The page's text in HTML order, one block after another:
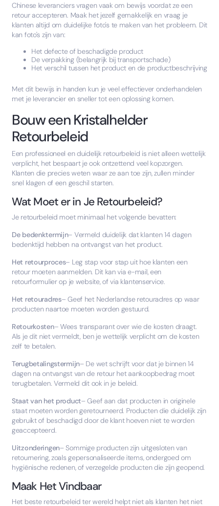
Chinese leveranciers vragen vaak om bewijs voordat ze een
retour accepteren. Maak het jezelf gemakkelijk en vraag je
klanten altijd om duidelijke foto's te maken van het probleem. Dit
kan foto's zijn van:
Het defecte of beschadigde product
De verpakking (belangrijk bij transportschade)
Het verschil tussen het product en de productbeschrijving
Met dit bewijs in handen kun je veel effectiever onderhandelen
met je leverancier en sneller tot een oplossing komen.
Bouw een Kristalhelder
Retourbeleid
Een professioneel en duidelijk retourbeleid is niet alleen wettelijk
verplicht, het bespaart je ook ontzettend veel kopzorgen.
Klanten die precies weten waar ze aan toe zijn, zullen minder
snel klagen of een geschil starten.
Wat Moet er in Je Retourbeleid?
Je retourbeleid moet minimaal het volgende bevatten:
De bedenktermijn– Vermeld duidelijk dat klanten 14 dagen
bedenktijd hebben na ontvangst van het product.
Het retourproces– Leg stap voor stap uit hoe klanten een
retour moeten aanmelden. Dit kan via e-mail, een
retourformulier op je website, of via klantenservice.
Het retouradres– Geef het Nederlandse retouradres op waar
producten naartoe moeten worden gestuurd.
Retourkosten– Wees transparant over wie de kosten draagt.
Als je dit niet vermeldt, ben je wettelijk verplicht om de kosten
zelf te betalen.
Terugbetalingstermijn– De wet schrijft voor dat je binnen 14
dagen na ontvangst van de retour het aankoopbedrag moet
terugbetalen. Vermeld dit ook in je beleid.
Staat van het product– Geef aan dat producten in originele
staat moeten worden geretourneerd. Producten die duidelijk zijn
gebruikt of beschadigd door de klant hoeven niet te worden
geaccepteerd.
Uitzonderingen– Sommige producten zijn uitgesloten van
retournering, zoals gepersonaliseerde items, ondergoed om
hygiënische redenen, of verzegelde producten die zijn geopend.
Maak Het Vindbaar
Het beste retourbeleid ter wereld helpt niet als klanten het niet